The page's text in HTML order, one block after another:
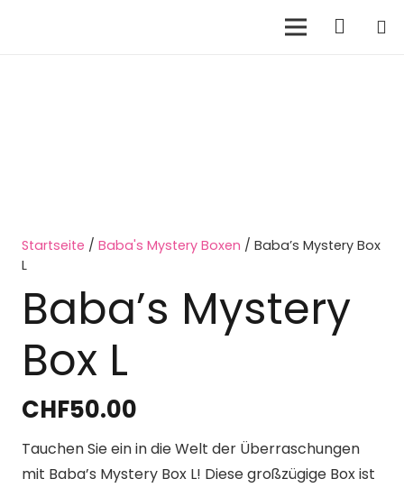
Startseite / Baba's Mystery Boxen / Baba’s Mystery Box
L
Baba’s Mystery
Box L
CHF50.00
Tauchen Sie ein in die Welt der Überraschungen
mit Baba’s Mystery Box L! Diese großzügige Box ist